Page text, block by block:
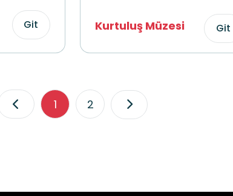
Git Kurtuluş Müzesi Git
1 2